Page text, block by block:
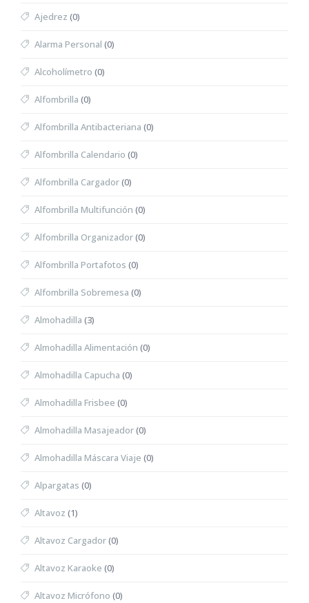
Ajedrez (0)
Alarma Personal (0)
Alcoholímetro (0)
Alfombrilla (0)
Alfombrilla Antibacteriana (0)
Alfombrilla Calendario (0)
Alfombrilla Cargador(0)
Alfombrilla Multifunción (0)
Alfombrilla Organizador(0)
Alfombrilla Portafotos (0)
Alfombrilla Sobremesa (0)
Almohadilla (3)
Almohadilla Alimentación (0)
Almohadilla Capucha (0)
Almohadilla Frisbee (0)
Almohadilla Masajeador(0)
Almohadilla Máscara Viaje (0)
Alpargatas (0)
Altavoz (1)
Altavoz Cargador(0)
Altavoz Karaoke (0)
Altavoz Micrófono (0)